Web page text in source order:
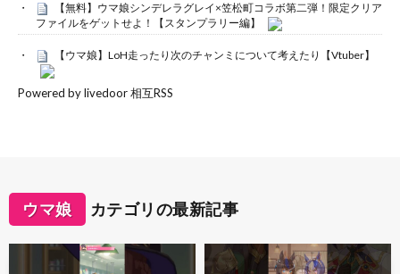
【無料】ウマ娘シンデレラグレイ×笠松町コラボ第二弾！限定クリア
ファイルをゲットせよ！【スタンプラリー編】
【ウマ娘】LoH走ったり次のチャンミについて考えたり【Vtuber】
Powered by livedoor 相互RSS
ウマ娘 カテゴリの最新記事